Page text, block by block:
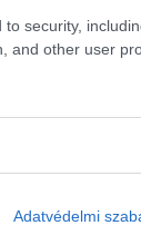
security,
and other user
Adatvédelmi